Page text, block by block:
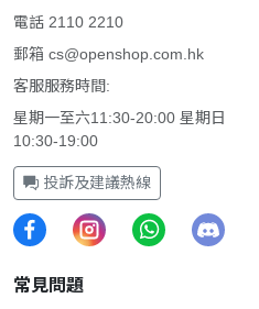
電話 2110 2210
郵箱 cs@openshop.com.hk
客服服務時間:
星期一至六11:30-20:00 星期日
10:30-19:00
投訴及建議熱線
常見問題